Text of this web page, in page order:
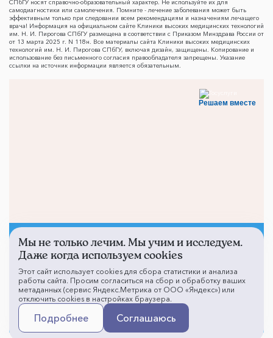
СПбГУ носят справочно-образовательный характер. Не используйте их для
самодиагностики или самолечения. Помните - лечение заболевания может быть
эффективным только при следовании всем рекомендациям и назначениям лечащего
врача! Информация на официальном сайте Клиники высоких медицинских технологий
им. Н. И. Пирогова СПбГУ размещена в соответствии с Приказом Минздрава России от
от 13 марта 2025 г. N 118н. Все материалы сайта Клиники высоких медицинских
технологий им. Н. И. Пирогова СПбГУ, включая дизайн, защищены. Копирование и
использование без письменного согласия правообладателя запрещены. Указание
ссылки на источник информации является обязательным.
Решаем вместе
Не смогли записаться к
врачу?
Написать о проблеме
Мы не только лечим. Мы учим и исследуем.
Даже когда используем cookies
Этот сайт использует cookies для сбора статистики и анализа
работы сайта. Просим согласиться на сбор и обработку ваших
метаданных (сервис Яндекс.Метрика от ООО «Яндекс») или
отключить cookies в настройках браузера.
Подробнее Соглашаюсь